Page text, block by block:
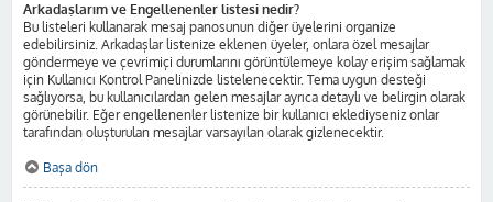
Arkadaşlarım ve Engellenenler listesi nedir?
Bu listeleri kullanarak mesaj panosunun diğer üyelerini organize
edebilirsiniz. Arkadaşlar listenize eklenen üyeler, onlara özel mesajlar
göndermeye ve çevrimiçi durumlarını görüntülemeye kolay erişim sağlamak
için Kullanıcı Kontrol Panelinizde listelenecektir. Tema uygun desteği
sağlıyorsa, bu kullanıcılardan gelen mesajlar ayrıca detaylı ve belirgin olarak
görünebilir. Eğer engellenenler listenize bir kullanıcı eklediyseniz onlar
tarafından oluşturulan mesajlar varsayılan olarak gizlenecektir.
Başa dön